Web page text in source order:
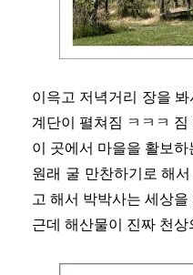
이윽고 저녁거리 장을
계단이 펼쳐짐 ㅋㅋㅋ 짐
이 곳에서 마을을 활보
원래 굴 만찬하기로 해
고 해서 박박사는 세상
근데 해산물이 진짜 천상